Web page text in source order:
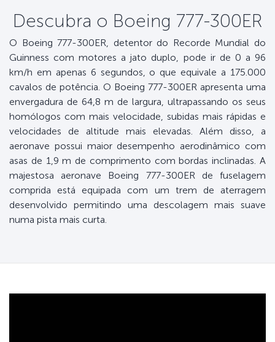
Descubra o Boeing 777-300ER
O Boeing 777-300ER, detentor do Recorde Mundial do
Guinness com motores a jato duplo, pode ir de 0 a 96
km/h em apenas 6 segundos, o que equivale a 175.000
cavalos de potência. O Boeing 777-300ER apresenta uma
envergadura de 64,8 m de largura, ultrapassando os seus
homólogos com mais velocidade, subidas mais rápidas e
velocidades de altitude mais elevadas. Além disso, a
aeronave possui maior desempenho aerodinâmico com
asas de 1,9 m de comprimento com bordas inclinadas. A
majestosa aeronave Boeing 777-300ER de fuselagem
comprida está equipada com um trem de aterragem
desenvolvido permitindo uma descolagem mais suave
numa pista mais curta.